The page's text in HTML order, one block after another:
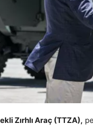
Zırhlı Araç (TTZA),